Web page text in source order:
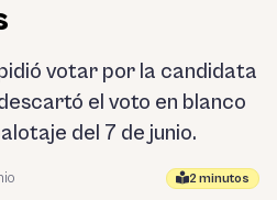
votar por la candidata
el voto en blanco
del 7 de junio.
2 minutos